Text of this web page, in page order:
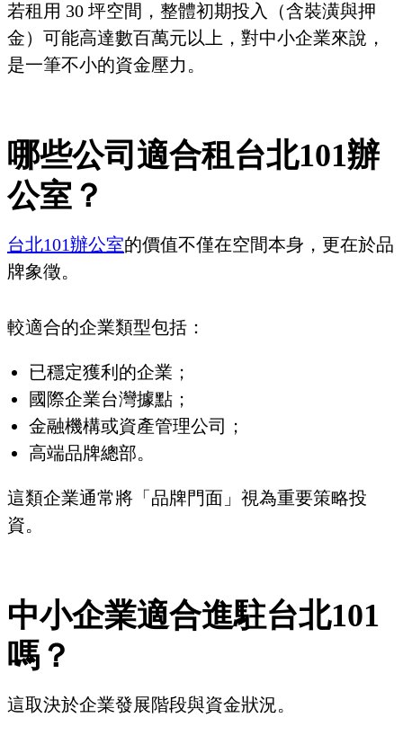
若租用 30 坪空間，整體初期投入（含裝潢與押
金）可能高達數百萬元以上，對中小企業來說，
是一筆不小的資金壓力。
哪些公司適合租台北101辦
公室？
台北101辦公室的價值不僅在空間本身，更在於品
牌象徵。
較適合的企業類型包括：
已穩定獲利的企業；
國際企業台灣據點；
金融機構或資產管理公司；
高端品牌總部。
這類企業通常將「品牌門面」視為重要策略投
資。
中小企業適合進駐台北101
嗎？
這取決於企業發展階段與資金狀況。